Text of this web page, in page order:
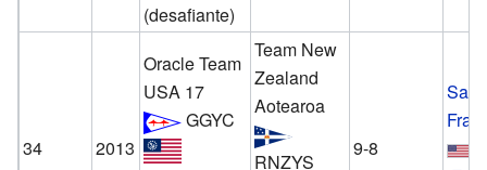
(desafiante)
34 2013
Oracle Team
USA 17
GGYC
Team New
Zealand
Aotearoa
RNZYS
9-8
San